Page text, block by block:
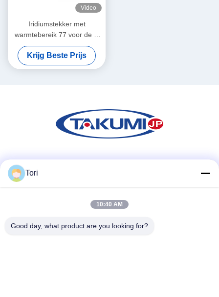
Video
Iridiumstekker met
warmtebereik 77 voor de C
3500-serie en het ontwerp
van de bekleding
Krijg Beste Prijs
Snel contact
Tel.
Tori
10:40 AM
Good day, what product are you looking for?